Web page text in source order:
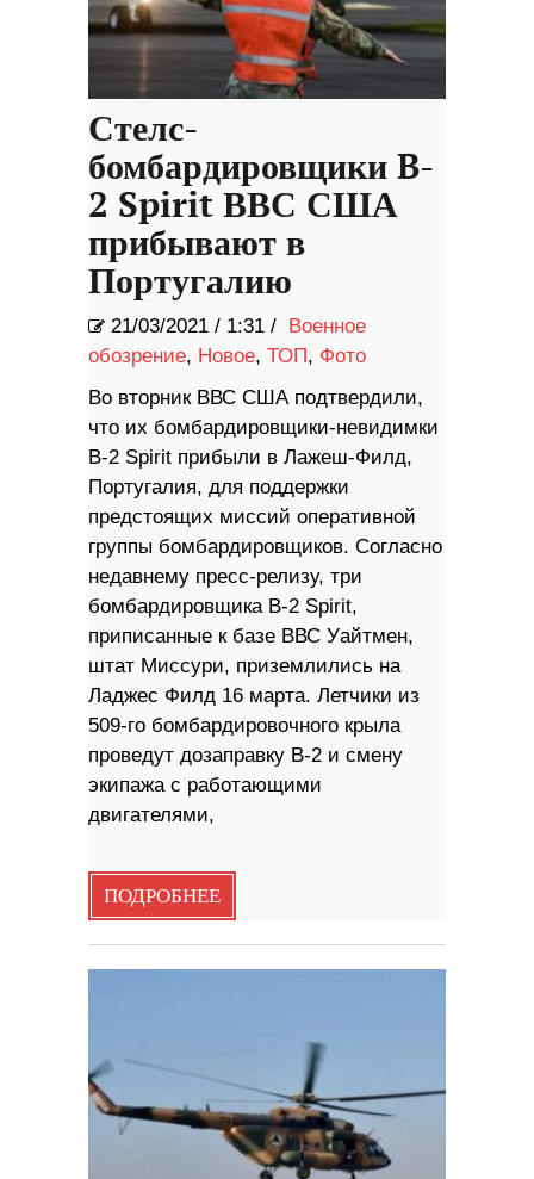
Стелс-
бомбардировщики B-
2 Spirit ВВС США
прибывают в
Португалию
21/03/2021 / 1:31 / Военное
обозрение, Новое, ТОП, Фото
Во вторник ВВС США подтвердили,
что их бомбардировщики-невидимки
B-2 Spirit прибыли в Лажеш-Филд,
Португалия, для поддержки
предстоящих миссий оперативной
группы бомбардировщиков. Согласно
недавнему пресс-релизу, три
бомбардировщика B-2 Spirit,
приписанные к базе ВВС Уайтмен,
штат Миссури, приземлились на
Ладжес Филд 16 марта. Летчики из
509-го бомбардировочного крыла
проведут дозаправку B-2 и смену
экипажа с работающими
двигателями,
ПОДРОБНЕЕ